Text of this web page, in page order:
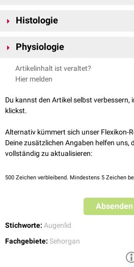
der vorderenLidkante
dem dazwischen liegenden
und die Einmündungsstellen der
Histologie
Plattenepithel bedeckt. Im Bereich der
hochprismatischeEpithel der
beiden Lidkanten liegende freie Lidrand
Physiologie
Der Lidrand spielt eine wichtige Rolle bei
Tränenflüssigkeit
kleines Flüssigkeitsreservoir, der
Artikelinhalt ist veraltet?
Hier melden
Du kannst den Artikel selbst verbessern,
klickst.
Alternativ kümmert sich unser Flexikon-
Deine zusätzlichen Angaben helfen uns,
vollständig zu aktualisieren:
500 Zeichen verbleibend. Mindestens 5 Zeichen
Absenden
Stichworte: Augenlid
Fachgebiete: Sehorgan